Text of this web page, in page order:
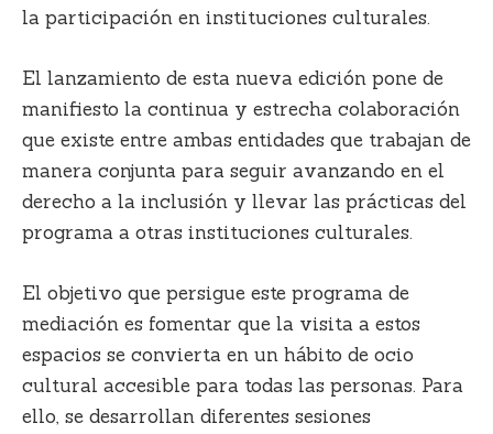
la participación en instituciones culturales.
El lanzamiento de esta nueva edición pone de
manifiesto la continua y estrecha colaboración
que existe entre ambas entidades que trabajan de
manera conjunta para seguir avanzando en el
derecho a la inclusión y llevar las prácticas del
programa a otras instituciones culturales.
El objetivo que persigue este programa de
mediación es fomentar que la visita a estos
espacios se convierta en un hábito de ocio
cultural accesible para todas las personas. Para
ello, se desarrollan diferentes sesiones